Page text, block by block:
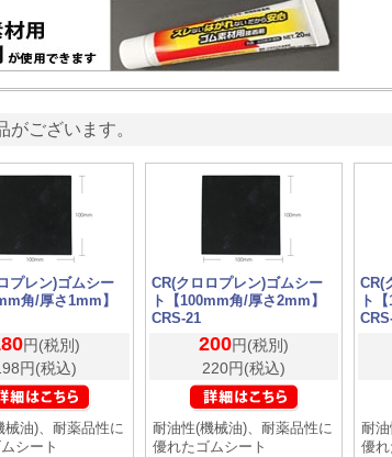
がございます。
プレン)ゴムシー
角/厚さ1mm】
円(税別)
円(税込)
械油)、耐薬品性に
シート
CR(クロロプレン)ゴムシー
ト【100mm角/厚さ2mm】
CRS-21
200円(税別)
220円(税込)
耐油性(機械油)、耐薬品性に
優れたゴムシート
CR(
ト
耐
優れ